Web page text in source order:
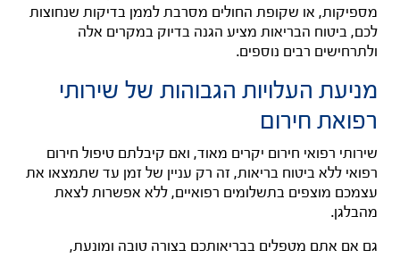
מספיקות, או שקופת החולים מסרבת לממן בדיקות שנחוצות
לכם, ביטוח הבריאות מציע הגנה בדיוק במקרים אלה
ולתרחישים רבים נוספים.
מניעת העלויות הגבוהות של שירותי
רפואת חירום
שירותי רפואי חירום יקרים מאוד, ואם קיבלתם טיפול חירום
רפואי ללא ביטוח בריאות, זה רק עניין של זמן עד שתמצאו את
עצמכם מוצפים בתשלומים רפואיים, ללא אפשרות לצאת
מהבלגן.
גם אם אתם מטפלים בבריאותכם בצורה טובה ומונעת,